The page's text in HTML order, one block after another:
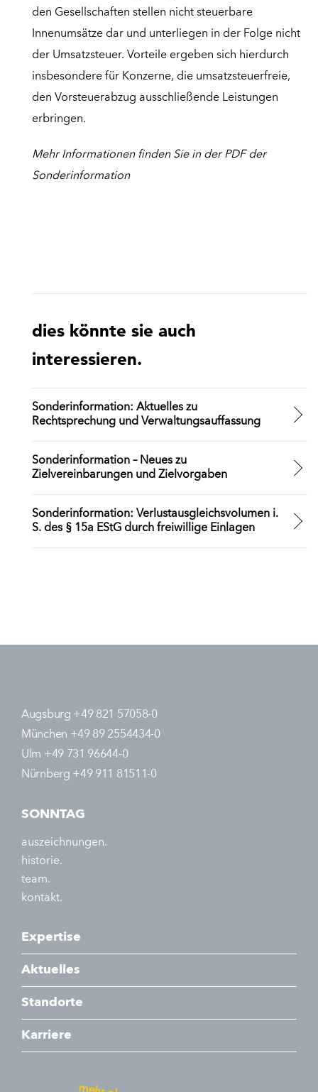
den Gesellschaften stellen nicht steuerbare
Innenumsätze dar und unterliegen in der Folge nicht
der Umsatzsteuer. Vorteile ergeben sich hierdurch
insbesondere für Konzerne, die umsatzsteuerfreie,
den Vorsteuerabzug ausschließende Leistungen
erbringen.
Mehr Informationen finden Sie in der PDF der
Sonderinformation
dies könnte sie auch
interessieren.
Sonderinformation: Aktuelles zu
Rechtsprechung und Verwaltungsauffassung
Sonderinformation – Neues zu
Zielvereinbarungen und Zielvorgaben
Sonderinformation: Verlustausgleichsvolumen i.
S. des § 15a EStG durch freiwillige Einlagen
Augsburg +49 821 57058-0
München +49 89 2554434-0
Ulm +49 731 96644-0
Nürnberg +49 911 81511-0
SONNTAG
auszeichnungen.
historie.
team.
kontakt.
Expertise
Aktuelles
Standorte
Karriere